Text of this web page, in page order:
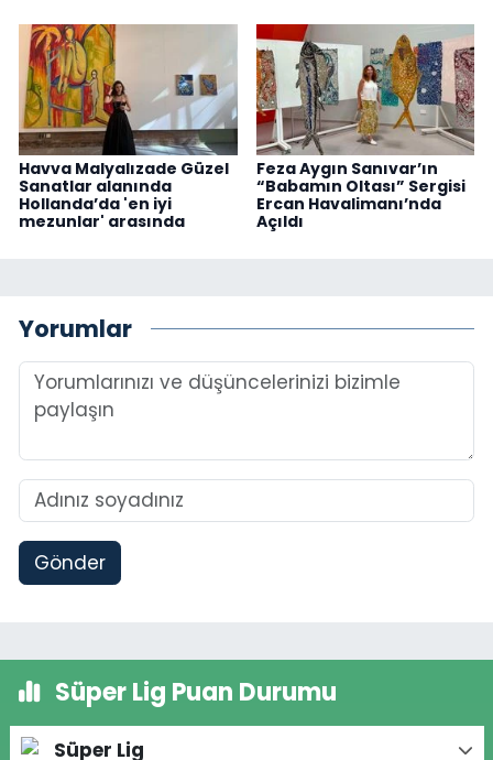
Havva Malyalızade Güzel
Sanatlar alanında
Hollanda’da 'en iyi
mezunlar' arasında
Feza Aygın Sanıvar’ın
“Babamın Oltası” Sergisi
Ercan Havalimanı’nda
Açıldı
Yorumlar
Gönder
Süper Lig Puan Durumu
Süper Lig